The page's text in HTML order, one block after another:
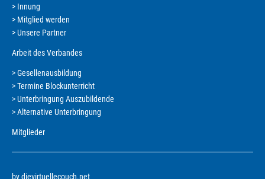
Navigation
überspringen
Innung
Mitglied werden
Unsere Partner
Arbeit des Verbandes
Navigation
überspringen
Gesellenausbildung
Termine Blockunterricht
Unterbringung Auszubildende
Alternative Unterbringung
Mitglieder
by dievirtuellecouch.net